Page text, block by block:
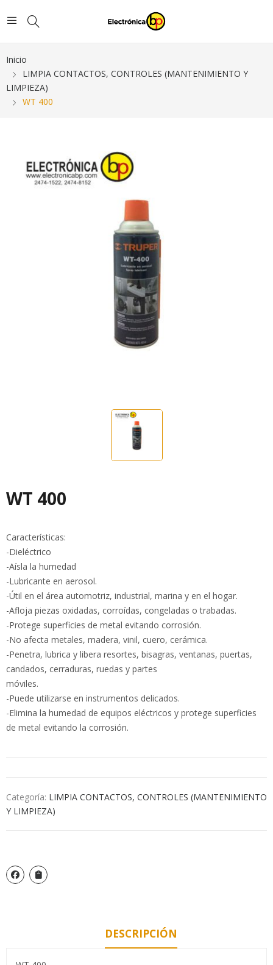
Inicio
LIMPIA CONTACTOS, CONTROLES (MANTENIMIENTO Y
LIMPIEZA)
WT 400
WT 400
Características:
-Dieléctrico
-Aísla la humedad
-Lubricante en aerosol.
-Útil en el área automotriz, industrial, marina y en el hogar.
-Afloja piezas oxidadas, corroídas, congeladas o trabadas.
-Protege superficies de metal evitando corrosión.
-No afecta metales, madera, vinil, cuero, cerámica.
-Penetra, lubrica y libera resortes, bisagras, ventanas, puertas,
candados, cerraduras, ruedas y partes
móviles.
-Puede utilizarse en instrumentos delicados.
-Elimina la humedad de equipos eléctricos y protege superficies
de metal evitando la corrosión.
Categoría: LIMPIA CONTACTOS, CONTROLES (MANTENIMIENTO
Y LIMPIEZA)
DESCRIPCIÓN